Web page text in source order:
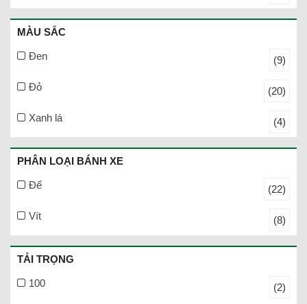
MÀU SẮC
Đen (9)
Đỏ (20)
Xanh lá (4)
PHÂN LOẠI BÁNH XE
Đế (22)
Vít (8)
TẢI TRỌNG
100 (2)